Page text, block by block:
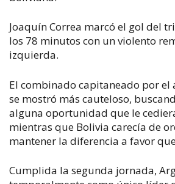
Joaquín Correa marcó el gol del
los 78 minutos con un violento
izquierda.
El combinado capitaneado por el
se mostró más cauteloso,
alguna oportunidad que le
mientras que Bolivia carecía de
mantener la diferencia a favor
Cumplida la segunda jornada,